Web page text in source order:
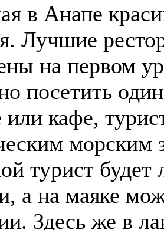
в Анапе
Лучшие
на первом
посетить
или кафе,
морским
турист
а на маяке
Здесь же в